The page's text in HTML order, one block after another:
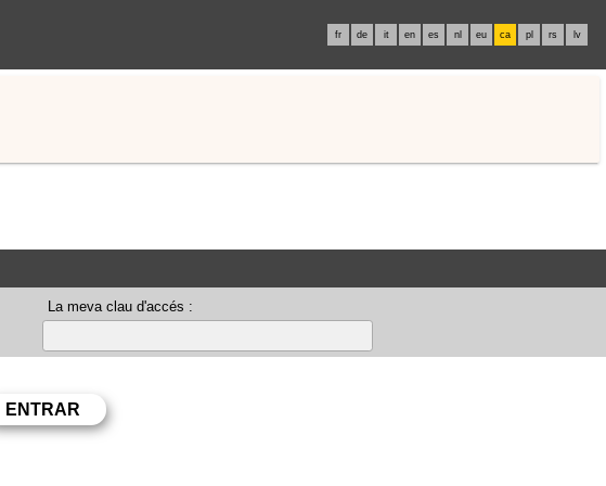
fr de it en es nl eu ca pl rs lv
La meva clau d'accés :